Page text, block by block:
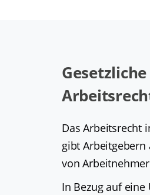
Das Arbeitsrecht
gibt Arbeitgebern
von
In Bezug auf